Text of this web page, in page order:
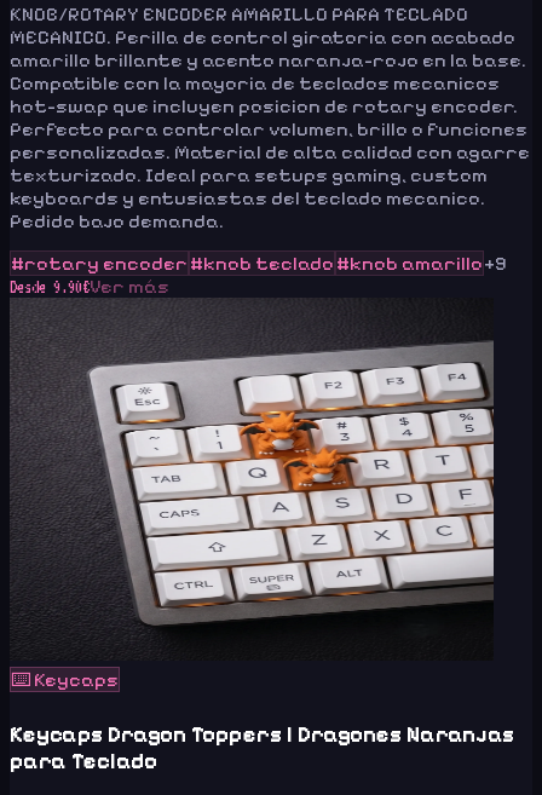
KNOB/ROTARY ENCODER AMARILLO PARA TECLADO
MECANICO. Perilla de control giratoria con acabado
amarillo brillante y acento naranja-rojo en la base.
Compatible con la mayoria de teclados mecanicos
hot-swap que incluyen posicion de rotary encoder.
Perfecto para controlar volumen, brillo o funciones
personalizadas. Material de alta calidad con agarre
texturizado. Ideal para setups gaming, custom
keyboards y entusiastas del teclado mecanico.
Pedido bajo demanda.
#rotary encoder #knob teclado #knob amarillo+9
Desde 9.90€Ver más
⌨️ Keycaps
Keycaps Dragon Toppers | Dragones Naranjas
para Teclado